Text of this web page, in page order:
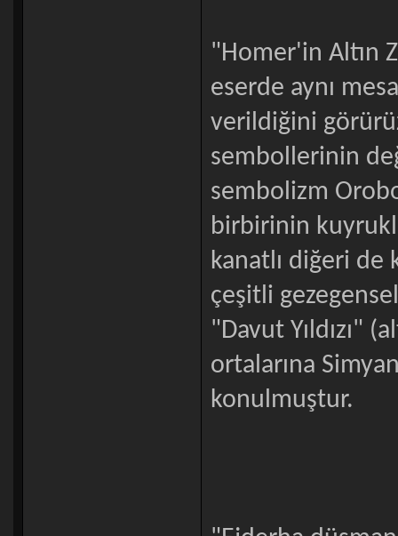
"Homer'in Altın
eserde aynı
verildiğini
sembollerinin
sembolizm
birbirinin
kanatlı diğeri de
çeşitli
"Davut Yıldızı"
ortalarına
konulmuştur.